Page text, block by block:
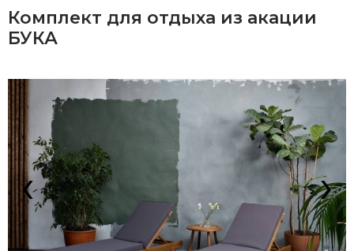
Комплект для отдыха из акации
БУКА
‹ ›